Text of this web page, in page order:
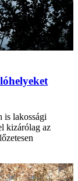
is lakossági
kizárólag az